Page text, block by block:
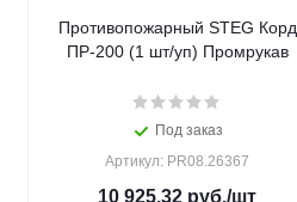
Противопожарный STEG Корд
ПР-200 (1 шт/уп) Промрукав
Под заказ
Артикул: PR08.26367
10 925.32 руб./шт